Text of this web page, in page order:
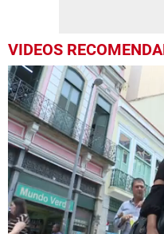
VIDEOS